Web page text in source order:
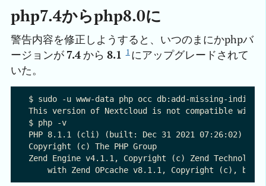
php7.4からphp8.0に
警告内容を修正しようすると、いつのまにかphpバ
ージョンが 7.4から 8.1 1 にアップグレードされて
いた。
$ sudo -u www-data php occ db:add-missing-indices
This version of Nextcloud is not compatible with
$ php -v
PHP 8.1.1 (cli) (built: Dec 31 2021 07:26:02)
Copyright (c) The PHP Group
Zend Engine v4.1.1, Copyright (c) Zend